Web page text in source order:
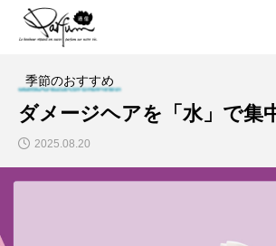
季節のおすすめ
ダメージヘアを「水」で集
2025.08.20